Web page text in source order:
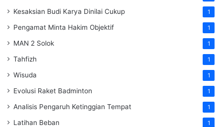
Kesaksian Budi Karya Dinilai Cukup 1
Pengamat Minta Hakim Objektif 1
MAN 2 Solok 1
Tahfizh 1
Wisuda 1
Evolusi Raket Badminton 1
Analisis Pengaruh Ketinggian Tempat 1
Latihan Beban 1